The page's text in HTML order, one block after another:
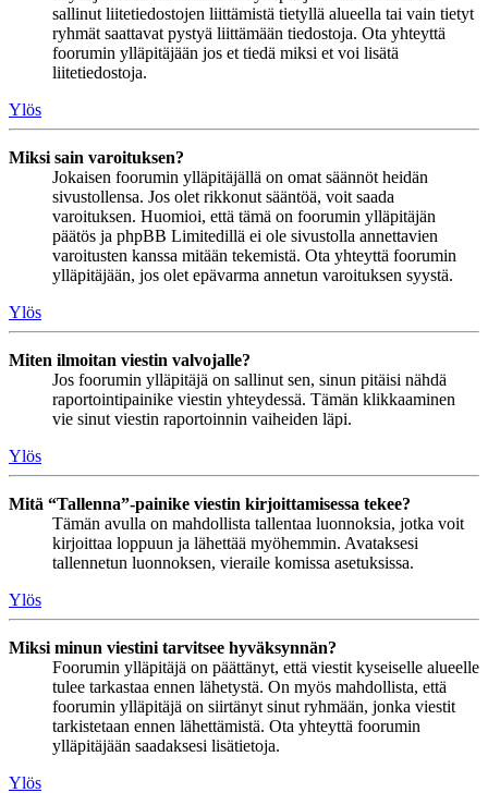
sallinut liitetiedostojen liittämistä tietyllä alueella tai vain tietyt
ryhmät saattavat pystyä liittämään tiedostoja. Ota yhteyttä
foorumin ylläpitäjään jos et tiedä miksi et voi lisätä
liitetiedostoja.
Ylös
Miksi sain varoituksen?
Jokaisen foorumin ylläpitäjällä on omat säännöt heidän
sivustollensa. Jos olet rikkonut sääntöä, voit saada
varoituksen. Huomioi, että tämä on foorumin ylläpitäjän
päätös ja phpBB Limitedillä ei ole sivustolla annettavien
varoitusten kanssa mitään tekemistä. Ota yhteyttä foorumin
ylläpitäjään, jos olet epävarma annetun varoituksen syystä.
Ylös
Miten ilmoitan viestin valvojalle?
Jos foorumin ylläpitäjä on sallinut sen, sinun pitäisi nähdä
raportointipainike viestin yhteydessä. Tämän klikkaaminen
vie sinut viestin raportoinnin vaiheiden läpi.
Ylös
Mitä “Tallenna”-painike viestin kirjoittamisessa tekee?
Tämän avulla on mahdollista tallentaa luonnoksia, jotka voit
kirjoittaa loppuun ja lähettää myöhemmin. Avataksesi
tallennetun luonnoksen, vieraile komissa asetuksissa.
Ylös
Miksi minun viestini tarvitsee hyväksynnän?
Foorumin ylläpitäjä on päättänyt, että viestit kyseiselle alueelle
tulee tarkastaa ennen lähetystä. On myös mahdollista, että
foorumin ylläpitäjä on siirtänyt sinut ryhmään, jonka viestit
tarkistetaan ennen lähettämistä. Ota yhteyttä foorumin
ylläpitäjään saadaksesi lisätietoja.
Ylös